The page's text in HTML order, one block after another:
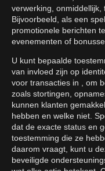
verwerking, onmiddellijk,
Bijvoorbeeld, als een
promotionele berichten
evenementen of
U kunt bepaalde
van invloed zijn op
voor transacties in , om
zoals stortingen,
kunnen klanten
hebben en welke niet.
dat de exacte status en
toestemming die ze
daarom vraagt, kunt u
beveiligde